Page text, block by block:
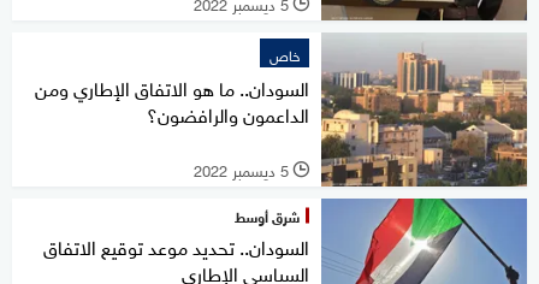
خاص
السودان.. ما هو الاتفاق الإطاري ومن
الداعمون والرافضون؟
l 5 ديسمبر 2022
شرق أوسط
السودان.. تحديد موعد توقيع الاتفاق
السياسي الإطاري